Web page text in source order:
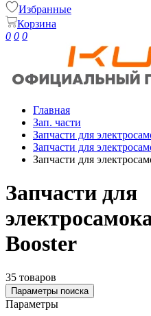
Избранные
Корзина
0 0 0
Главная
Зап. части
Запчасти для
Запчасти для
Запчасти для
Запчасти для
Booster
35 товаров
Параметры поиска
Параметры